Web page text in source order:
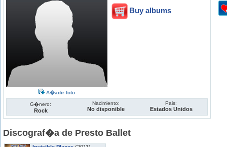
A�adir foto
Buy albums
G�nero:
Rock
Nacimiento:
No disponible
Pais:
Estados Unidos
Discograf�a de Presto Ballet